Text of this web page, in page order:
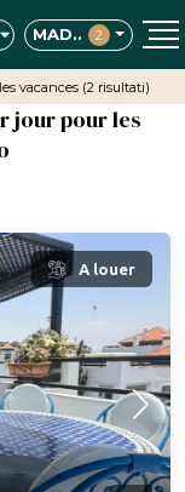
MAD.. 2
vacances (2 risultati)
jour pour les
A louer